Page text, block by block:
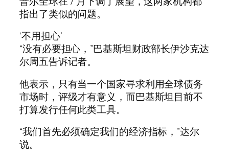
指出了类似的问题。
‘不用担心’
“没有必要担心，”巴基斯坦财政部长伊沙克达
尔周五告诉记者。
他表示，只有当一个国家寻求利用全球债务
市场时，评级才有意义，而巴基斯坦目前不
打算发行任何此类工具。
“我们首先必须确定我们的经济指标，”达尔
说。